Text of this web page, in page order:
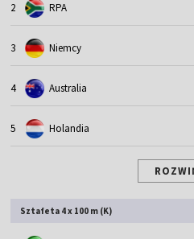
2 RPA
3 Niemcy
4 Australia
5 Holandia
Sztafeta 4 x 100 m (K)